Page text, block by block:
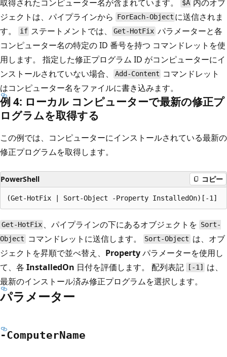
取得されたコンピューター名が含まれています。 $A 内のオブ
ジェクトは、パイプラインから
ForEach-Object に送信されま
す。
if ステートメントでは、 Get-HotFix パラメーターと各
コンピューター名の特定の ID 番号を持つ コマンドレットを使
用します。 指定した修正プログラム ID がコンピューターにイ
ンストールされていない場合、
Add-Content コマンドレット
はコンピューター名をファイルに書き込みます。
例 4: ローカル コンピューターで最新の修正プ
ログラムを取得する
この例では、コンピューターにインストールされている最新の
修正プログラムを取得します。
PowerShell コピー
Get-HotFix 、パイプラインの下にあるオブジェクトを Sort-
Object
コマンドレットに送信します。 Sort-Object は、オブ
ジェクトを昇順で並べ替え、 Propertyパラメーターを使用し
て、各 InstalledOn 日付を評価します。 配列表記 [-1]
は、
最新のインストール済み修正プログラムを選択します。
パラメーター
-ComputerName